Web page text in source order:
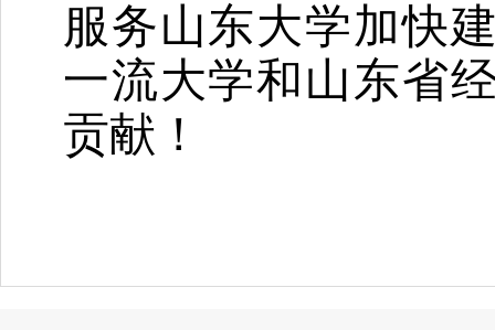
服务山东大学加快
一流大学和山东省
贡献！